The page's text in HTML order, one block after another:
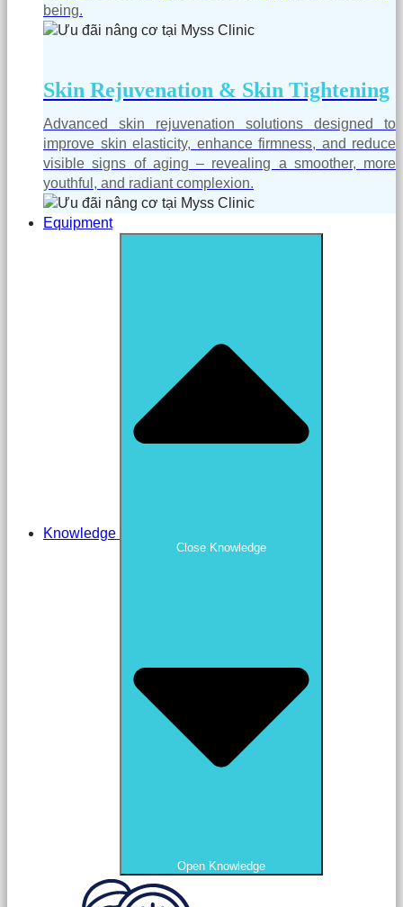
being.
Skin Rejuvenation & Skin Tightening
Advanced skin rejuvenation solutions designed to
improve skin elasticity, enhance firmness, and reduce
visible signs of aging – revealing a smoother, more
youthful, and radiant complexion.
Equipment
Knowledge
Close Knowledge
Open Knowledge